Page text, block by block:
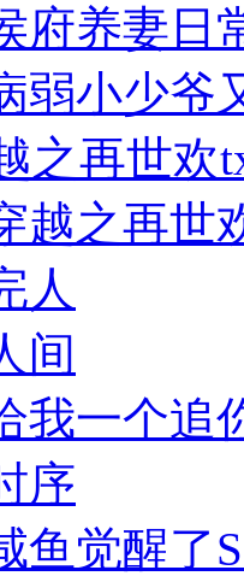
府养妻日
弱小少爷
之再世欢
越之再世
人
间
我一个追
序
鱼觉醒了